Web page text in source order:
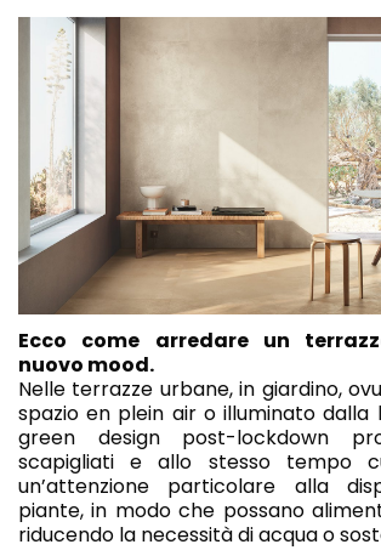
Ecco come arredare un
nuovo mood.
Nelle terrazze urbane, in giardino,
spazio en plein air o illuminato dalla
green design post-lockdown
scapigliati e allo stesso tempo
un’attenzione particolare alla
piante, in modo che possano
riducendo la necessità di acqua o